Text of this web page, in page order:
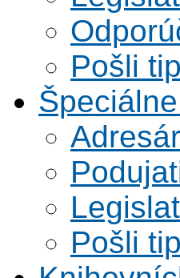
Pošli tip
Adresár
Pošli tip